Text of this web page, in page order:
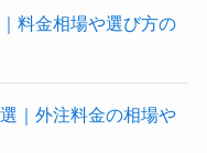
料金相場や選び方の
｜外注料金の相場や